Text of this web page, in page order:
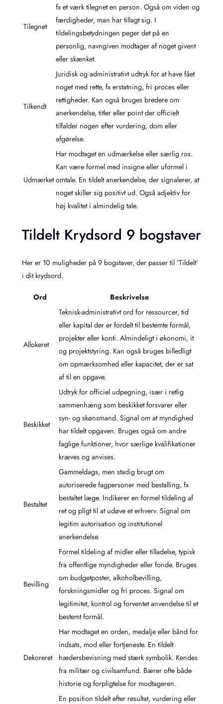
Tilegnet
fx et værk tilegnet en person. Også om viden og
færdigheder, man har tillagt sig. I
tildelingsbetydningen peger det på en
personlig, navngiven modtager af noget givent
eller skænket.
Tilkendt
Juridisk og administrativt udtryk for at have fået
noget med rette, fx erstatning, fri proces eller
rettigheder. Kan også bruges bredere om
anerkendelse, titler eller point der officielt
tilfalder nogen efter vurdering, dom eller
afgørelse.
Udmærket
Har modtaget en udmærkelse eller særlig ros.
Kan være formel med insigne eller uformel i
omtale. En tildelt anerkendelse, der signalerer, at
noget skiller sig positivt ud. Også adjektiv for
høj kvalitet i almindelig tale.
Tildelt Krydsord 9 bogstaver
Her er 10 muligheder på 9 bogstaver, der passer til ‘Tildelt’
i dit krydsord.
Ord Beskrivelse
Allokeret
Teknisk-administrativt ord for ressourcer, tid
eller kapital der er fordelt til bestemte formål,
projekter eller konti. Almindeligt i økonomi, it
og projektstyring. Kan også bruges billedligt
om opmærksomhed eller kapacitet, der er sat
af til en opgave.
Beskikket
Udtryk for officiel udpegning, især i retlig
sammenhæng som beskikket forsvarer eller
syn- og skønsmand. Signal om at myndighed
har tildelt opgaven. Bruges også om andre
faglige funktioner, hvor særlige kvalifikationer
kræves og anvises.
Bestaltet
Gammeldags, men stadig brugt om
autoriserede fagpersoner med bestalling, fx
bestaltet læge. Indikerer en formel tildeling af
ret og pligt til at udøve et erhverv. Signal om
legitim autorisation og institutionel
anerkendelse.
Bevilling
Formel tildeling af midler eller tilladelse, typisk
fra offentlige myndigheder eller fonde. Bruges
om budgetposter, alkoholbevilling,
forskningsmidler og fri proces. Signal om
legitimitet, kontrol og forventet anvendelse til et
bestemt formål.
Dekoreret
Har modtaget en orden, medalje eller bånd for
indsats, mod eller fortjeneste. En tildelt
hædersbevisning med stærk symbolik. Kendes
fra militær og civilsamfund. Bærer ofte både
historie og forpligtelse for modtageren.
En position tildelt efter resultat, vurdering eller